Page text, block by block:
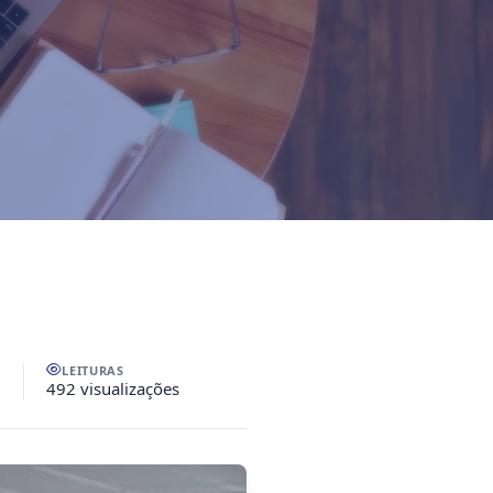
LEITURAS
492 visualizações